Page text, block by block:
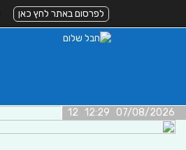
לפרסום באתר לחץ כאן
07/08/2026 12:29 12